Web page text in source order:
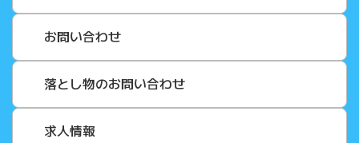
お問い合わせ
落とし物のお問い合わせ
求人情報